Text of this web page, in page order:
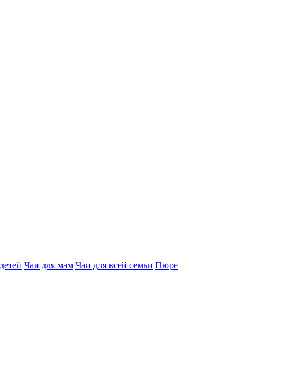
Чаи для мам Чаи для всей семьи Пюре